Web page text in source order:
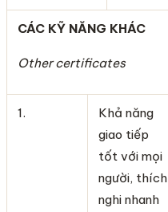
CÁC KỸ NĂNG KHÁC
Other certificates
1.
Khả năng
giao tiếp
tốt với mọi
người, thích
nghi nhanh